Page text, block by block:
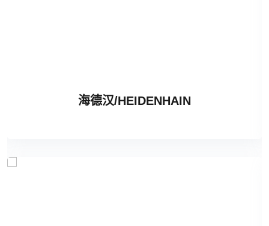
海德汉/HEIDENHAIN